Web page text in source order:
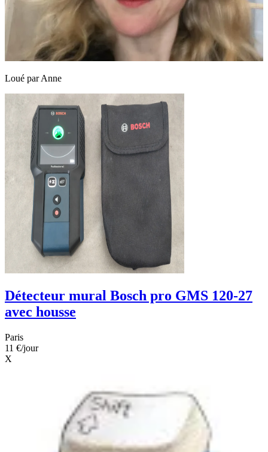
Loué parAnne
Détecteur mural Bosch pro GMS 120-27
avec housse
Paris
11 €/jour
X